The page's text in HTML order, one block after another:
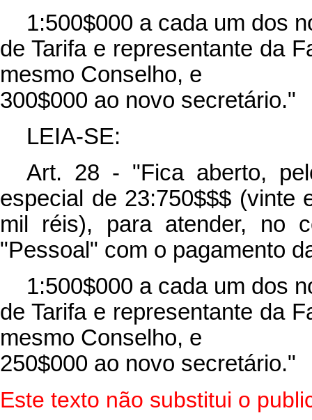
1:500$000 a cada um dos
de Tarifa e representante da
mesmo Conselho, e
300$000 ao novo secretário."
LEIA-SE:
Art. 28 - "Fica aberto,
especial de 23:750$$$ (vinte
mil réis), para atender, no
"Pessoal" com o pagamento
1:500$000 a cada um dos
de Tarifa e representante da
mesmo Conselho, e
250$000 ao novo secretário."
Este texto não substitui o